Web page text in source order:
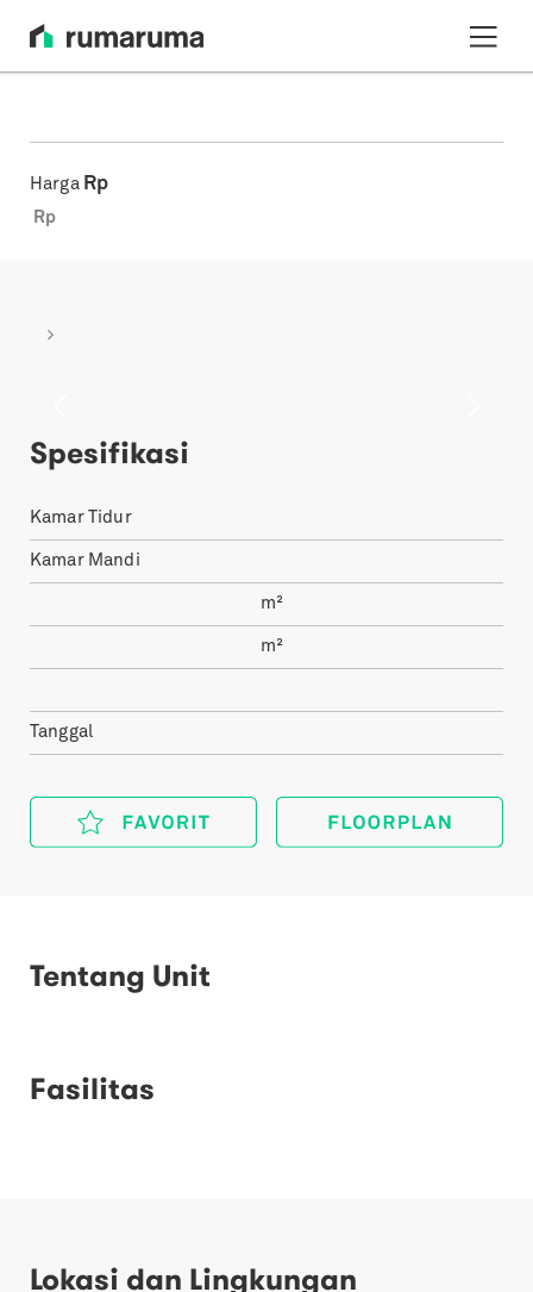
Harga Rp
Rp
Spesifikasi
Kamar Tidur
Kamar Mandi
m²
m²
Tanggal
Tentang Unit
Fasilitas
Lokasi dan Lingkungan